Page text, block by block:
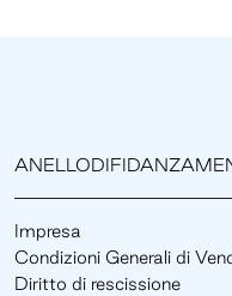
Impresa
Condizioni Generali di
Diritto di rescissione